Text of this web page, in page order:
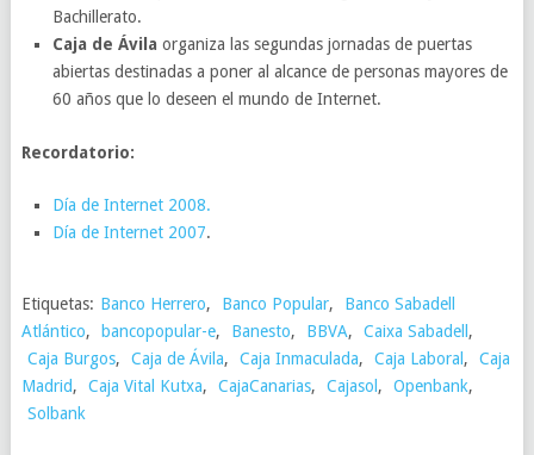
Bachillerato.
Caja de Ávila organiza las segundas jornadas de puertas
abiertas destinadas a poner al alcance de personas mayores de
60 años que lo deseen el mundo de Internet.
Recordatorio:
Día de Internet 2008.
Día de Internet 2007.
Etiquetas: Banco Herrero, Banco Popular,
Banco Sabadell
Atlántico, bancopopular-e, Banesto, BBVA, Caixa Sabadell ,
Caja Burgos, Caja de Ávila, Caja Inmaculada, Caja Laboral ,
Caja
Madrid, Caja Vital Kutxa, CajaCanarias, Cajasol , Openbank,
Solbank